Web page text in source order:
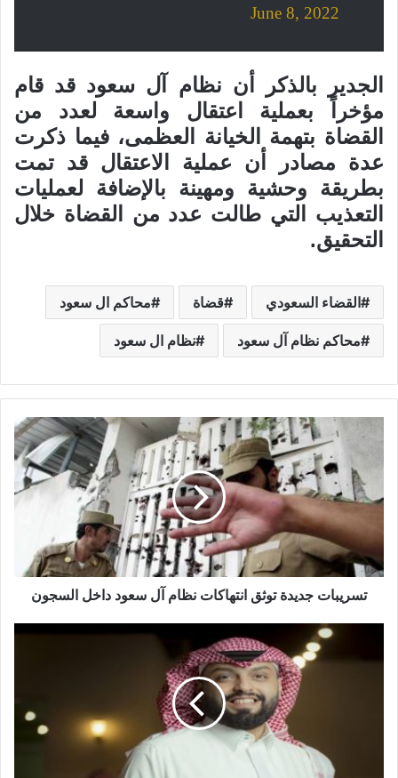
June 8, 2022
الجدير بالذكر أن نظام آل سعود قد قام
مؤخراً بعملية اعتقال واسعة لعدد من
القضاة بتهمة الخيانة العظمى، فيما ذكرت
عدة مصادر أن عملية الاعتقال قد تمت
بطريقة وحشية ومهينة بالإضافة لعمليات
التعذيب التي طالت عدد من القضاة خلال
التحقيق.
القضاء السعودي قضاة محاكم ال سعود
محاكم نظام آل سعود نظام ال سعود
تسريبات جديدة توثق انتهاكات نظام آل سعود داخل السجون